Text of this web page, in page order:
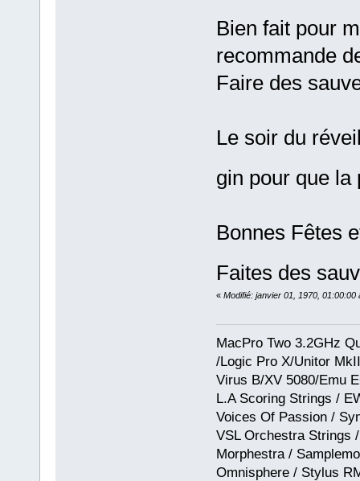
Bien fait pour
recommande
Faire des
Le soir du
gin pour que
Bonnes Fêtes
Faites des
« Modifié: janvier 01, 1970, 01:00:00
MacPro Two 3.2GHz
/Logic Pro X/Unitor
Virus B/XV 5080/Emu
L.A Scoring Strings /
Voices Of Passion /
VSL Orchestra Strings
Morphestra /
Omnisphere / Stylus